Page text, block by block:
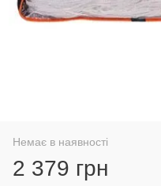
Немає в наявності
2 379 грн